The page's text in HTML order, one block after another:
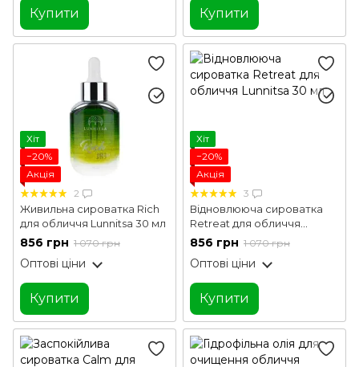
Купити Купити
Хіт
−20%
Акція
2
Живильна сироватка Rich
для обличчя Lunnitsa 30 мл
856 грн 1 070 грн
Оптові ціни
Купити
Хіт
−20%
Акція
3
Відновлююча сироватка
Retreat для обличчя
Lunnitsa 30 мл
856 грн 1 070 грн
Оптові ціни
Купити